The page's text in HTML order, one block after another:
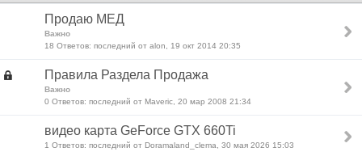
Продаю МЕД
Важно
18 Ответов: последний от alon, 19 окт 2014 20:35
Правила Раздела Продажа
Важно
0 Ответов: последний от Maveric, 20 мар 2008 21:34
видео карта GeForce GTX 660Ti
1 Ответов: последний от Doramaland_clema, 30 мая 2026 15:03